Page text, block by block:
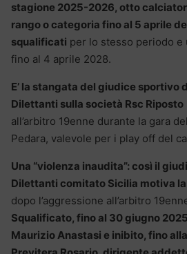
stagione 2025-2026, otto
rango o categoria fino al 5 aprile
squalificati per lo stesso periodo e
fino al 4 aprile 2028.
E’ la stangata del giudice sportivo
Dilettanti sulla società Rsc Riposto
all’arbitro 19enne durante la gara
Pedara, valevole per i play off del
Una “violenza inaudita”: così il
Dilettanti comitato Sicilia motiva
dopo l’aggressione all’arbitro
Squalificato, fino al 30 giugno
Maurizio Anastasi e inibito, fino